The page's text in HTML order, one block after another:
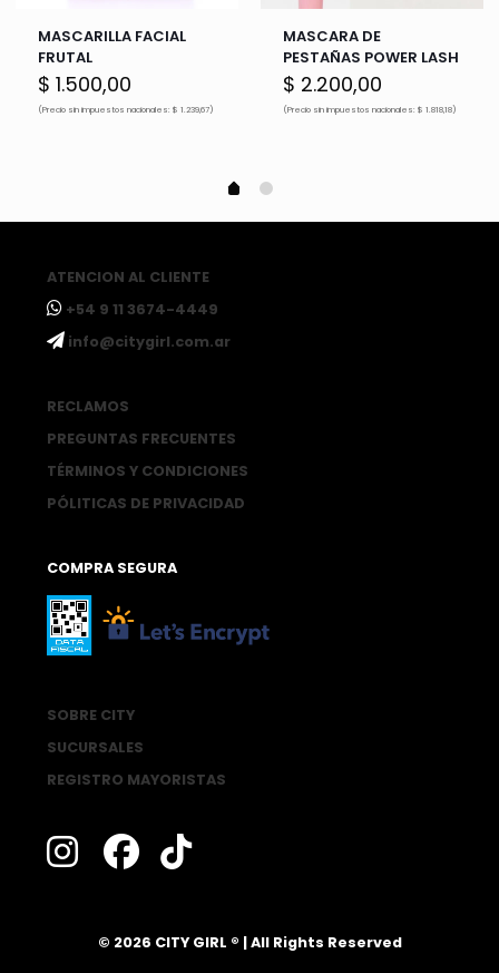
MASCARILLA FACIAL
FRUTAL
$ 1.500,00
(Precio sin impuestos nacionales: $ 1.239,67)
MASCARA DE
PESTAÑAS POWER LASH
$ 2.200,00
(Precio sin impuestos nacionales: $ 1.818,18)
ATENCION AL CLIENTE
ㅤ+54 9 11 3674-4449
ㅤinfo@citygirl.com.ar
RECLAMOS
PREGUNTAS FRECUENTES
TÉRMINOS Y CONDICIONES
PÓLITICAS DE PRIVACIDAD
COMPRA SEGURA
SOBRE CITY
SUCURSALES
REGISTRO MAYORISTAS
© 2026 CITY GIRL ® | All Rights Reserved